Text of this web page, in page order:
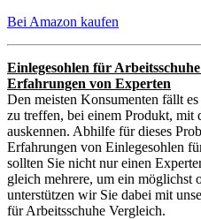
Bei Amazon kaufen
Einlegesohlen für
Erfahrungen von Experten
Den meisten Konsumenten fällt
zu treffen, bei einem Produkt, mit
auskennen. Abhilfe für dieses
Erfahrungen von Einlegesohlen
sollten Sie nicht nur einen
gleich mehrere, um ein möglichst
unterstützen wir Sie dabei mit
für Arbeitsschuhe Vergleich.